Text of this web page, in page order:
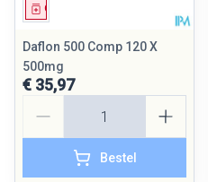
Geneesmiddel
Daflon 500 Comp 120 X
500mg
€ 35,97
Bestel